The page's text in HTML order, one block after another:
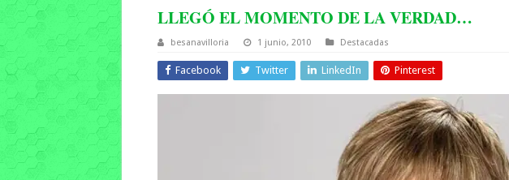
LLEGÓ EL MOMENTO DE LA VERDAD…
besanavilloria 1 junio, 2010 Destacadas
Facebook Twitter LinkedIn Pinterest